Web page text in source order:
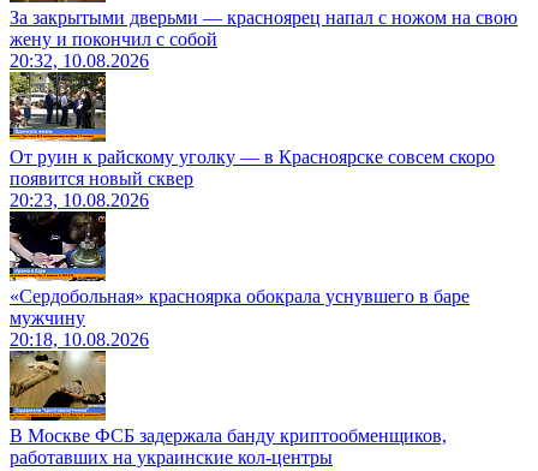
За закрытыми дверьми — красноярец напал с ножом на свою
жену и покончил с собой
20:32, 10.08.2026
От руин к райскому уголку — в Красноярске совсем скоро
появится новый сквер
20:23, 10.08.2026
«Сердобольная» красноярка обокрала уснувшего в баре
мужчину
20:18, 10.08.2026
В Москве ФСБ задержала банду криптообменщиков,
работавших на украинские кол-центры